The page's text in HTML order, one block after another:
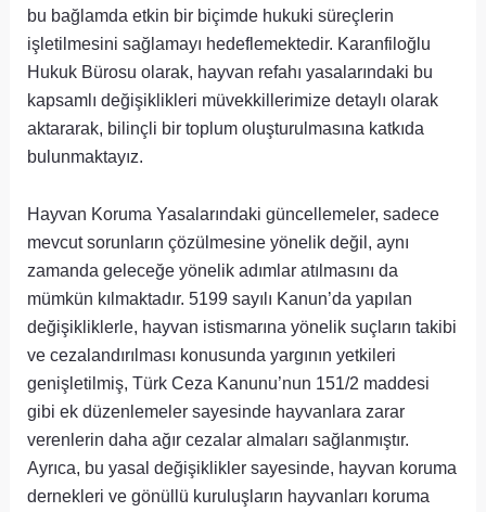
bu bağlamda etkin bir biçimde hukuki süreçlerin
işletilmesini sağlamayı hedeflemektedir. Karanfiloğlu
Hukuk Bürosu olarak, hayvan refahı yasalarındaki bu
kapsamlı değişiklikleri müvekkillerimize detaylı olarak
aktararak, bilinçli bir toplum oluşturulmasına katkıda
bulunmaktayız.
Hayvan Koruma Yasalarındaki güncellemeler, sadece
mevcut sorunların çözülmesine yönelik değil, aynı
zamanda geleceğe yönelik adımlar atılmasını da
mümkün kılmaktadır. 5199 sayılı Kanun’da yapılan
değişikliklerle, hayvan istismarına yönelik suçların takibi
ve cezalandırılması konusunda yargının yetkileri
genişletilmiş, Türk Ceza Kanunu’nun 151/2 maddesi
gibi ek düzenlemeler sayesinde hayvanlara zarar
verenlerin daha ağır cezalar almaları sağlanmıştır.
Ayrıca, bu yasal değişiklikler sayesinde, hayvan koruma
dernekleri ve gönüllü kuruluşların hayvanları koruma